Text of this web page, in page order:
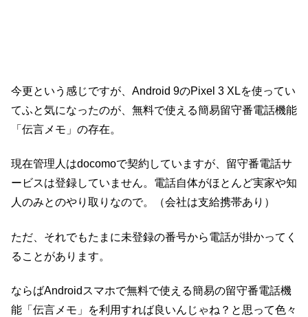
今更という感じですが、Android 9のPixel 3 XLを使ってい
てふと気になったのが、無料で使える簡易留守番電話機能
「伝言メモ」の存在。
現在管理人はdocomoで契約していますが、留守番電話サ
ービスは登録していません。電話自体がほとんど実家や知
人のみとのやり取りなので。（会社は支給携帯あり）
ただ、それでもたまに未登録の番号から電話が掛かってく
ることがあります。
ならばAndroidスマホで無料で使える簡易の留守番電話機
能「伝言メモ」を利用すれば良いんじゃね？と思って色々